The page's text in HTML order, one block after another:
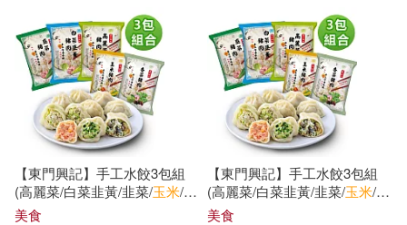
袖唐(7) 談歌(7)
鄭宗弦(7)
馬克(7) 馮玉祥(7)
內政部國家公園署玉山國家公園管
理處解說課(25)
北京億森同創文化(25)
台灣東販(25)
國立歷史博物館(25)
【東門興記】手工水餃3包組
(高麗菜/白菜韭黃/韭菜/玉米/香
菜) 韭菜*2+白菜*1
美食
【東門興記】手工水餃3包組
(高麗菜/白菜韭黃/韭菜/玉米/香
菜) 白菜*3
美食